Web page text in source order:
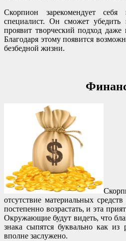
Скорпион зарекомендует
специалист. Он сможет убедить
проявит творческий подход
Благодаря этому появится
безбедной жизни.
отсутствие материальных
постепенно возрастать, и эта
Окружающие будут видеть, что
знака сыпятся буквально как из
вполне заслужено.